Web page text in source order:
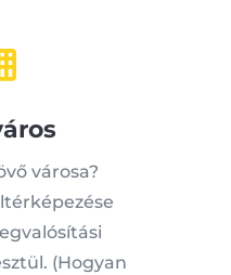
városa?
(Hogyan